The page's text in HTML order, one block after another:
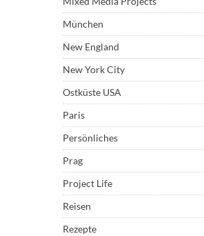
München
New England
New York City
Ostküste USA
Paris
Persönliches
Prag
Project Life
Reisen
Rezepte